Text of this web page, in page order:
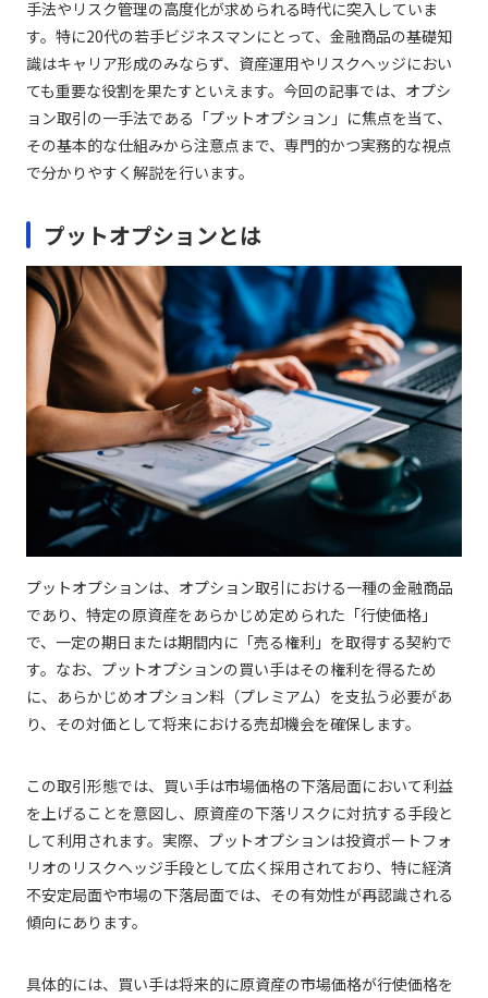
手法やリスク管理の高度化が求められる時代に突入していま
す。特に20代の若手ビジネスマンにとって、金融商品の基礎知
識はキャリア形成のみならず、資産運用やリスクヘッジにおい
ても重要な役割を果たすといえます。今回の記事では、オプシ
ョン取引の一手法である「プットオプション」に焦点を当て、
その基本的な仕組みから注意点まで、専門的かつ実務的な視点
で分かりやすく解説を行います。
プットオプションとは
プットオプションは、オプション取引における一種の金融商品
であり、特定の原資産をあらかじめ定められた「行使価格」
で、一定の期日または期間内に「売る権利」を取得する契約で
す。なお、プットオプションの買い手はその権利を得るため
に、あらかじめオプション料（プレミアム）を支払う必要があ
り、その対価として将来における売却機会を確保します。
この取引形態では、買い手は市場価格の下落局面において利益
を上げることを意図し、原資産の下落リスクに対抗する手段と
して利用されます。実際、プットオプションは投資ポートフォ
リオのリスクヘッジ手段として広く採用されており、特に経済
不安定局面や市場の下落局面では、その有効性が再認識される
傾向にあります。
具体的には、買い手は将来的に原資産の市場価格が行使価格を